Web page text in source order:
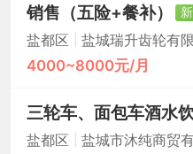
销售（五险+餐补）
盐都区
盐城瑞升齿轮有
4000~8000元/月
三轮车、面包车酒水
盐都区 盐城市沐纯商贸